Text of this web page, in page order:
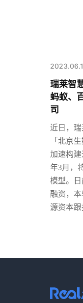
瑞莱智
蚂蚁、
司
近日，
「北京
加速构建
年3月，
模型。
融资，
源资本跟